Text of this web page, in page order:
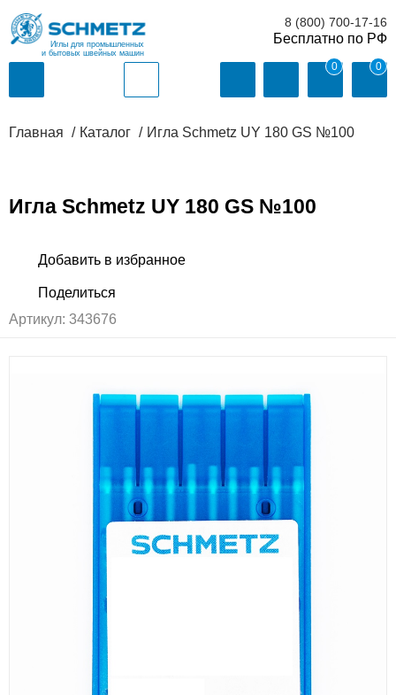
Иглы для промышленных
и бытовых швейных машин
8 (800) 700-17-16
0 0
Главная Каталог Игла Schmetz UY 180 GS №100
Игла Schmetz UY 180 GS №100
Артикул: 343676